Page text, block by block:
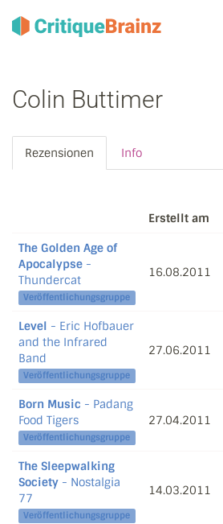
Colin Buttimer
Rezensionen Info
Erstellt am
The Golden Age of
Apocalypse -
Thundercat
Veröffentlichungsgruppe
16.08.2011
Level - Eric Hofbauer
and the Infrared
Band
Veröffentlichungsgruppe
27.06.2011
Born Music - Padang
Food Tigers
Veröffentlichungsgruppe
27.04.2011
The Sleepwalking
Society - Nostalgia
77
Veröffentlichungsgruppe
14.03.2011